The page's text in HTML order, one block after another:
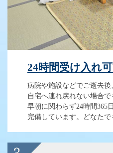
24時間受け入れ
病院や施設などでご逝去
自宅へ連れ戻れない場合
早朝に関わらず24時間365
完備しています。どなたで